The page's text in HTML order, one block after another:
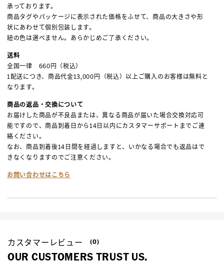
承っております。
商品タグやパッケージに表示された価格をふせて、商品の大きさや形
状にあわせて個別包装します。
紐の色は選べません。あらかじめご了承ください。
送料
全国一律 660円（税込）
1配送につき、商品代金13,000円（税込）以上ご購入のお客様は無料と
なります。
商品の返品・交換について
お届けした商品が不良品または、異なる商品が届いた場合交換対応可
能ですので、商品到着日から14日以内にカスタマーサポートまでご連
絡ください。
なお、商品到着後14日間を経過しますと、いかなる場合でも返品はで
きなくなりますのでご注意ください。
お問い合わせはこちら
カスタマーレビュー (0)
OUR CUSTOMERS TRUST US.